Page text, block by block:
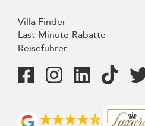
Villa Finder
Last-Minute-Rabatte
Reiseführer